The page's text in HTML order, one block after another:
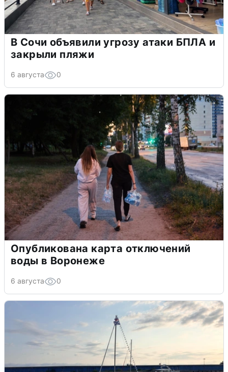
В Сочи объявили угрозу атаки БПЛА и
закрыли пляжи
6 августа 0
Опубликована карта отключений
воды в Воронеже
6 августа 0